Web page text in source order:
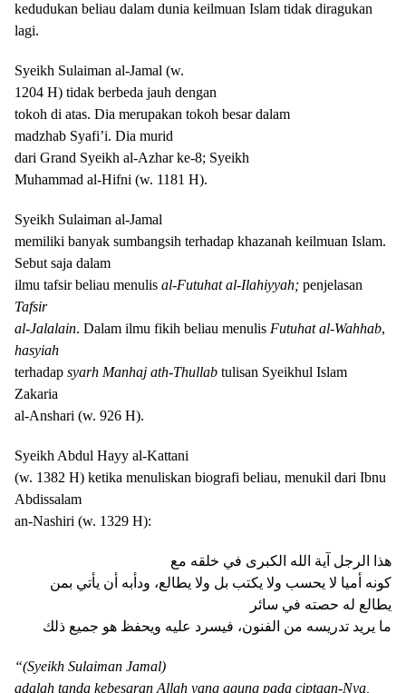
kedudukan beliau dalam dunia keilmuan Islam tidak diragukan
lagi.
Syeikh Sulaiman al-Jamal (w.
1204 H) tidak berbeda jauh dengan
tokoh di atas. Dia merupakan tokoh besar dalam
madzhab Syafi’i. Dia murid
dari Grand Syeikh al-Azhar ke-8; Syeikh
Muhammad al-Hifni (w. 1181 H).
Syeikh Sulaiman al-Jamal
memiliki banyak sumbangsih terhadap khazanah keilmuan Islam.
Sebut saja dalam
ilmu tafsir beliau menulis al-Futuhat al-Ilahiyyah; penjelasan
Tafsir
al-Jalalain. Dalam ilmu fikih beliau menulis Futuhat al-Wahhab,
hasyiah
terhadap syarh Manhaj ath-Thullab tulisan Syeikhul Islam
Zakaria
al-Anshari (w. 926 H).
Syeikh Abdul Hayy al-Kattani
(w. 1382 H) ketika menuliskan biografi beliau, menukil dari Ibnu
Abdissalam
an-Nashiri (w. 1329 H):
ﻫﺬا اﻟﺮﺟﻞ ﺁﻳﺔ اﻟﻠﻪ اﻟﻜﺒﺮﻯ ﻓﻲ ﺧﻠﻘﻪ ﻣﻊ
ﻛﻮﻧﻪ ﺃﻣﻴﺎ ﻻ ﻳﺤﺴﺐ ﻭﻻ ﻳﻜﺘﺐ ﺑﻞ ﻭﻻ ﻳﻄﺎﻟﻊ، ﻭﺩﺃﺑﻪ ﺃﻥ ﻳﺄﺗﻲ ﺑﻤﻦ
ﻳﻄﺎﻟﻊ ﻟﻪ ﺣﺼﺘﻪ ﻓﻲ ﺳﺎﺋﺮ
ﻣﺎ ﻳﺮﻳﺪ ﺗﺪﺭﻳﺴﻪ ﻣﻦ اﻟﻔﻨﻮﻥ، ﻓﻴﺴﺮﺩ ﻋﻠﻴﻪ ﻭﻳﺤﻔﻆ ﻫﻮ ﺟﻤﻴﻊ ﺫﻟﻚ
“(Syeikh Sulaiman Jamal)
adalah tanda kebesaran Allah yang agung pada ciptaan-Nya,